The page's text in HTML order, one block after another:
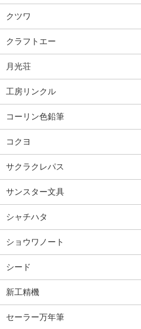
クツワ
クラフトエー
月光荘
工房リンクル
コーリン色鉛筆
コクヨ
サクラクレパス
サンスター文具
シャチハタ
ショウワノート
シード
新工精機
セーラー万年筆